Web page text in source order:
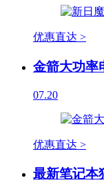
优惠直达 >
金箭大功率
07.20
优惠直达 >
最新笔记本